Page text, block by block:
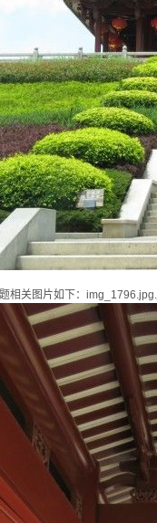
相关图片如下：